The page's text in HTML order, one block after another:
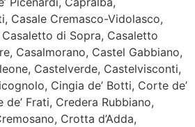
Casale Cremasco-Vidolasco,
di Sopra, Casaletto
Casalmorano, Castel Gabbiano,
Castelverde, Castelvisconti,
Cingia de’ Botti, Corte de’
Frati, Credera Rubbiano,
Crotta d’Adda,